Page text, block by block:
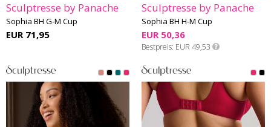
Sculptresse by Panache
Sophia BH G-M Cup
EUR 71,95
Sculptresse by Panache
Sophia BH H-M Cup
EUR 50,36
Bestpreis EUR 49,53